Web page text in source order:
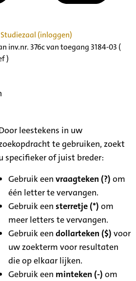
(inloggen)
inv.nr. 376c van toegang 3184-03 (
)
leestekens in uw
te gebruiken, zoekt
specifieker of juist breder:
Gebruik eenvraagteken (?) om
één letter te vervangen.
Gebruik eensterretje (*) om
meer letters te vervangen.
Gebruik eendollarteken ($) voor
uw zoekterm voor resultaten
die op elkaar lijken.
Gebruik een minteken (-) om